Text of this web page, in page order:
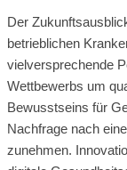
Der
betrieblichen
vielversprechende
Wettbewerbs um
Bewusstseins für
Nachfrage nach
zunehmen.